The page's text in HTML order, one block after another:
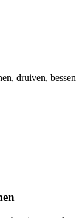
druiven, bessen